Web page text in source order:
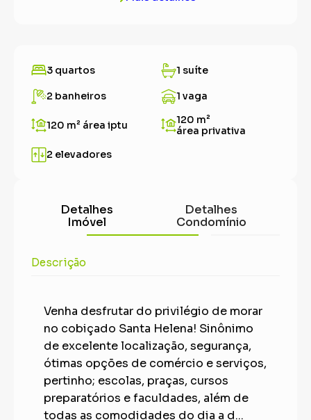
3 quartos 1 suíte
2 banheiros 1 vaga
120 m² área iptu
120 m²
área privativa
2 elevadores
Detalhes
Imóvel
Detalhes
Condomínio
Descrição
Venha desfrutar do privilégio de morar
no cobiçado Santa Helena! Sinônimo
de excelente localização, segurança,
ótimas opções de comércio e serviços,
pertinho; escolas, praças, cursos
preparatórios e faculdades, além de
todas as comodidades do dia a d...